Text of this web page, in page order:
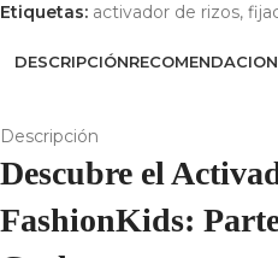
Etiquetas: activador de rizos,
DESCRIPCIÓN
Descripción
Descubre el
FashionKids: